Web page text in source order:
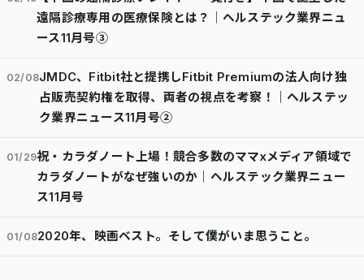
遠隔診療専用の医療保険とは？│ヘルステック業界ニュ
ース11月号③
02/08JMDC、Fitbit社と提携しFitbit Premiumの法人向け独
占販売契約権を取得、両者の視点を考察！｜ヘルステッ
ク業界ニュース11月号②
01/29祝・カラダノート上場！競合多数のママxメディア領域で
カラダノートがなぜ強いのか｜ヘルステック業界ニュー
ス11月号
01/082020年、映画ベスト。そして僕がいま思うこと。